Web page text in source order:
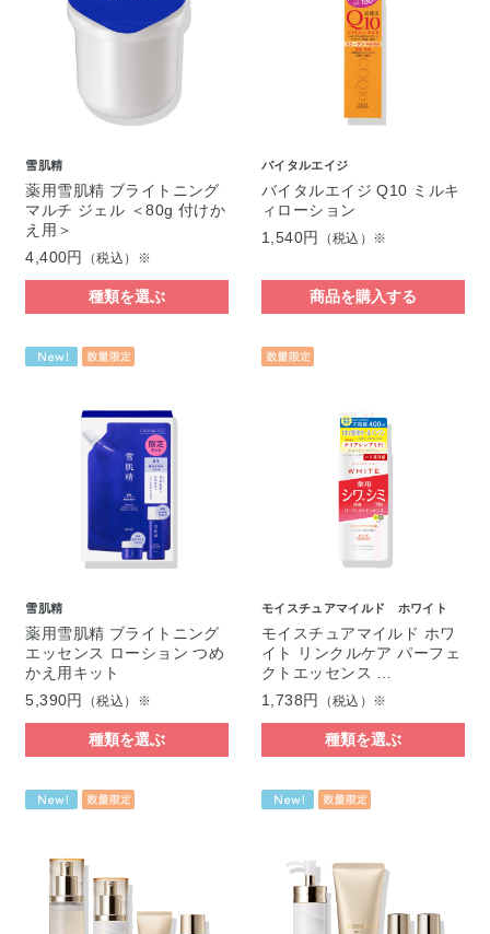
雪肌精
薬用雪肌精 ブライトニング
マルチ ジェル ＜80g 付けか
え用＞
4,400円
（税込）※
種類を選ぶ
バイタルエイジ
バイタルエイジ Q10 ミルキ
ィローション
1,540円
（税込）※
商品を購入する
雪肌精
薬用雪肌精 ブライトニング
エッセンス ローション つめ
かえ用キット
5,390円
（税込）※
種類を選ぶ
モイスチュアマイルド ホワイト
モイスチュアマイルド ホワ
イト リンクルケア パーフェ
クトエッセンス …
1,738円
（税込）※
種類を選ぶ